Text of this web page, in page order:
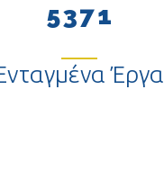
5371
Έργα